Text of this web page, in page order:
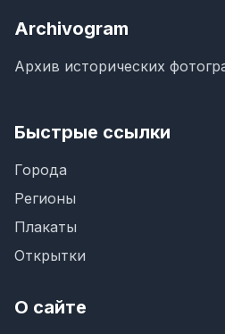
Archivogram
Архив исторических
Быстрые ссылки
Города
Регионы
Плакаты
Открытки
О сайте